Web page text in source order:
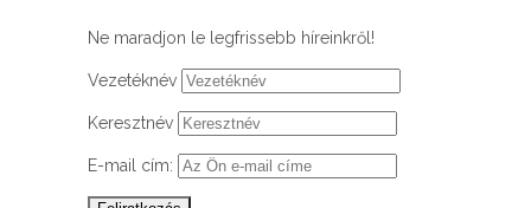
Ne maradjon le legfrissebb híreinkről!
Vezetéknév
Keresztnév
E-mail cím: